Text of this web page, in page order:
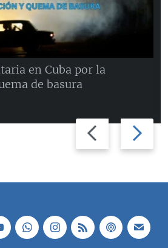
Previous
slide
Next
slide
en Cuba por la
de basura